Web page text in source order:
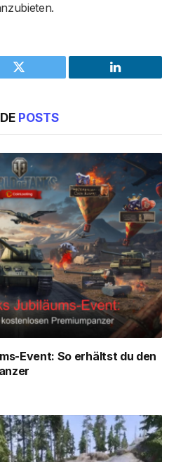
Twitter LinkedIn
POSTS
Event: So erhältst du den